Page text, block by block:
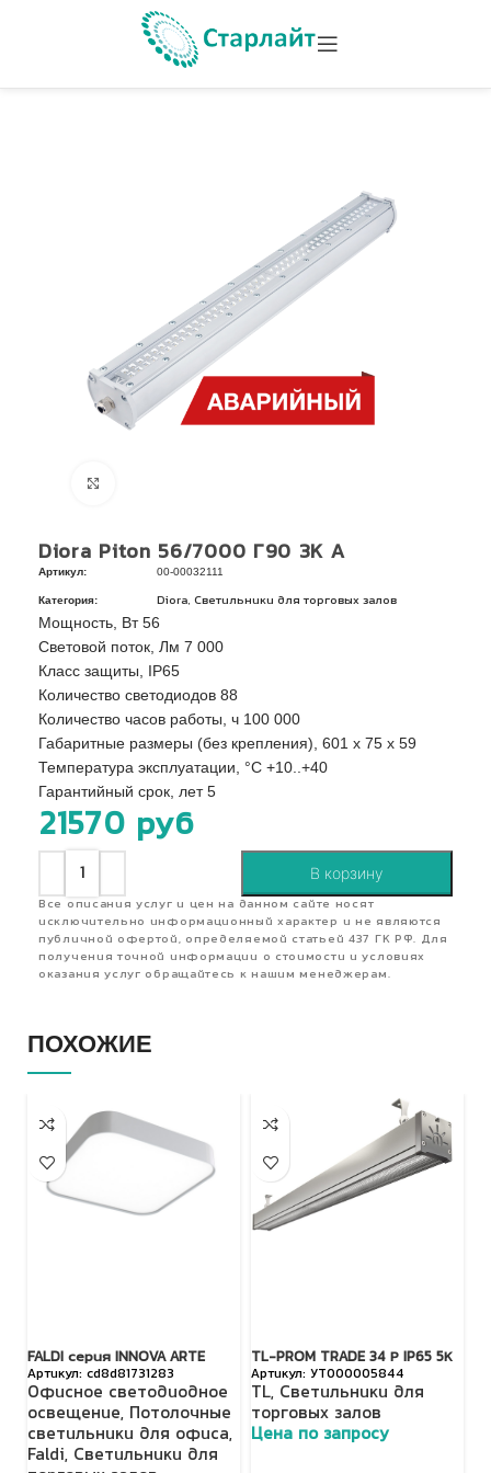
Diora Piton 56/7000 Г90 3K А
Артикул: 00-00032111
Категория: Diora Светильники для торговых залов
Мощность, Вт 56
Световой поток, Лм 7 000
Класс защиты, IP65
Количество светодиодов 88
Количество часов работы, ч 100 000
Габаритные размеры (без крепления), 601 х 75 х 59
Температура эксплуатации, °C +10..+40
Гарантийный срок, лет 5
21570 руб
В корзину
Все описания услуг и цен на данном сайте носят
исключительно информационный характер и не являются
публичной офертой, определяемой статьей 437 ГК РФ. Для
получения точной информации о стоимости и условиях
оказания услуг обращайтесь к нашим менеджерам.
ПОХОЖИЕ
FALDI серия INNOVA ARTE
cd8d81731283
Офисное светодиодное
освещение, Потолочные
светильники для офиса,
Faldi, Светильники для
TL-PROM TRADE 34 Р IP65 5К
УТ000005844
TL, Светильники для
торговых залов
Цена по запросу